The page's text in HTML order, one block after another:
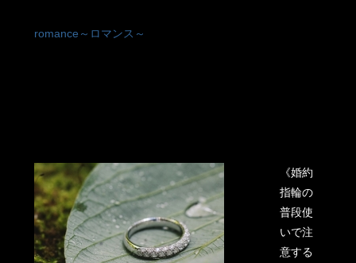
romance～ロマンス～
《婚約
指輪の
普段使
いで注
意する